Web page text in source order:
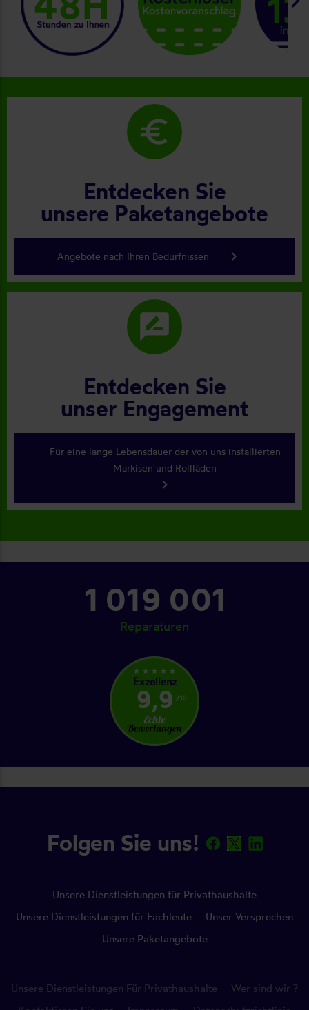
euro
Entdecken Sie
unsere Paketangebote
Angebote nach Ihren Bedürfnissen keyboard_arrow_right
rate_review
Entdecken Sie
unser Engagement
Für eine lange Lebensdauer der von uns installierten
Markisen und Rollläden
keyboard_arrow_right
1 088 001
Reparaturen
star_rate star_rate star_rate star_rate star_rate
Exzellenz
9,9 /10
Folgen Sie uns!
Unsere Dienstleistungen für Privathaushalte
Unsere Dienstleistungen für Fachleute
Unser Versprechen
Unsere Paketangebote
Unsere Dienstleistungen Für Privathaushalte
Wer sind wir ?